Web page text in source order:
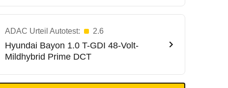
ADAC Urteil Autotest: 2.6
Hyundai Bayon 1.0 T-GDI 48-Volt-
Mildhybrid Prime DCT